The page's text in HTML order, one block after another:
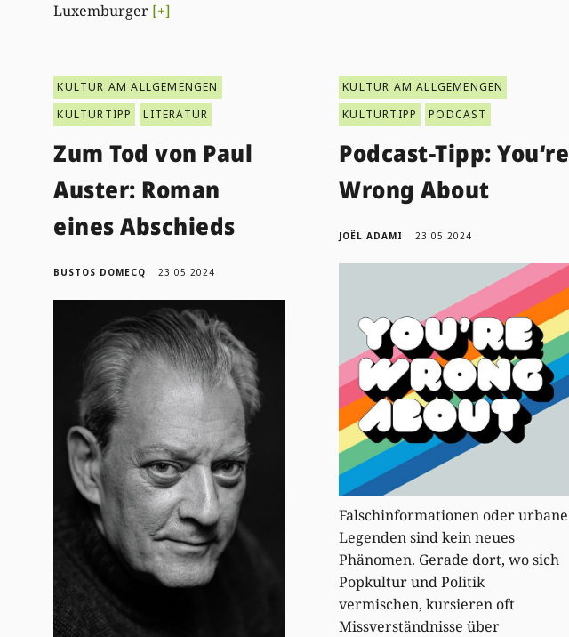
Luxemburger [+]
KULTUR AM ALLGEMENGEN
KULTURTIPP
LITERATUR
Zum Tod von Paul
Auster: Roman
eines Abschieds
BUSTOS DOMECQ 23.05.2024
KULTUR AM ALLGEMENGEN
KULTURTIPP
PODCAST
Podcast-Tipp: You‘re
Wrong About
JOËL ADAMI 23.05.2024
Falschinformationen oder urbane
Legenden sind kein neues
Phänomen. Gerade dort, wo sich
Popkultur und Politik
vermischen, kursieren oft
Missverständnisse über